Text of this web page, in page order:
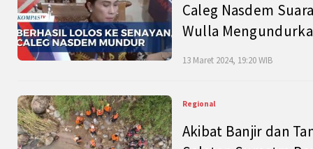
Caleg Nasdem
Wulla
13 Maret 2024, 19:20 WIB
Regional
Akibat Banjir dan